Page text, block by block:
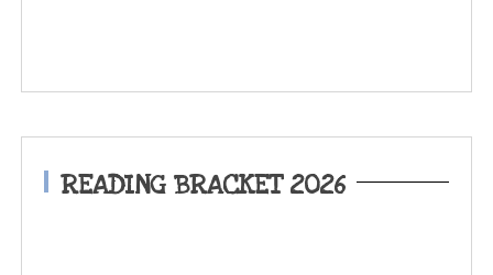
READING BRACKET 2026